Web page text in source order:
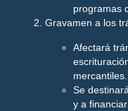
programas
Gravamen a los
Afectará
mercantiles
Se
y a